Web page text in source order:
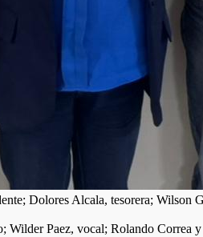
Dolores Alcala, tesorera;
Paez, vocal; Rolando Correa